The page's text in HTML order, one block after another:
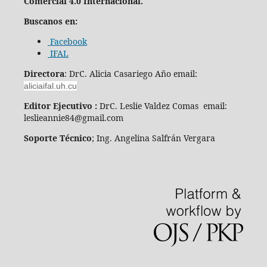
Buscanos en:
Facebook
IFAL
Directora: DrC. Alicia Casariego Año email:
aliciaifal.uh.cu
Editor Ejecutivo :DrC. Leslie Valdez Comas email:
leslieannie84@gmail.com
Soporte Técnico; Ing. Angelina Salfrán Vergara